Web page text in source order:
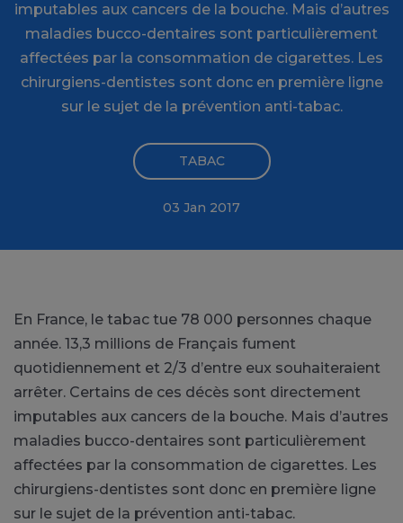
imputables aux cancers de la bouche. Mais d’autres
maladies bucco-dentaires sont particulièrement
affectées par la consommation de cigarettes. Les
chirurgiens-dentistes sont donc en première ligne
sur le sujet de la prévention anti-tabac.
TABAC
03 Jan 2017
En France, le tabac tue 78 000 personnes chaque
année. 13,3 millions de Français fument
quotidiennement et 2/3 d’entre eux souhaiteraient
arrêter. Certains de ces décès sont directement
imputables aux cancers de la bouche. Mais d’autres
maladies bucco-dentaires sont particulièrement
affectées par la consommation de cigarettes. Les
chirurgiens-dentistes sont donc en première ligne
sur le sujet de la prévention anti-tabac.